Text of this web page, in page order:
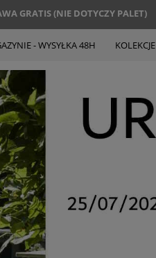
GRATIS (NIE DOTYCZY PALET)
- WYSYŁKA 48H KOLEKCJE